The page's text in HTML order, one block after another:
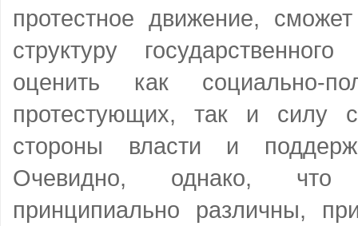
протестное движение,
структуру
оценить как социально-
протестующих, так и силу
стороны власти и
Очевидно, однако, что
принципиально различны,